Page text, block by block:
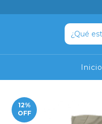
Inicio
12%
OFF